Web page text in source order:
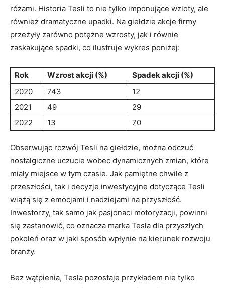
różami. Historia Tesli‌ to nie tylko imponujące⁤ wzloty, ale
również dramatyczne ‌upadki.⁢ Na giełdzie akcje firmy
przeżyły zarówno⁢ potężne wzrosty, jak i równie
zaskakujące ​spadki, co ilustruje wykres poniżej:
Rok Wzrost akcji⁣ (%)
Spadek akcji ⁣(%)
2020
743
12
2021
49
29
2022
13 70
Obserwując rozwój Tesli na​ giełdzie,‌ można odczuć
nostalgiczne uczucie wobec dynamicznych zmian, które⁢
miały miejsce w ​tym czasie. Jak pamiętne ⁤chwile z⁢
przeszłości, tak i⁤ decyzje inwestycyjne dotyczące Tesli
wiążą się z emocjami ⁢i nadziejami na przyszłość.
Inwestorzy, tak samo jak‍ pasjonaci ​motoryzacji, powinni
się zastanowić, co oznacza marka ⁢Tesla ‌dla przyszłych
pokoleń oraz w jaki sposób wpłynie na kierunek rozwoju
branży.
Bez wątpienia, Tesla pozostaje⁢ przykładem nie tylko